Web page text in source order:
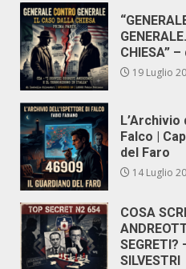
CHIESA”
19 Luglio
Falco |
del Faro
14 Luglio
COSA
SEGRETI?
SILVESTRI